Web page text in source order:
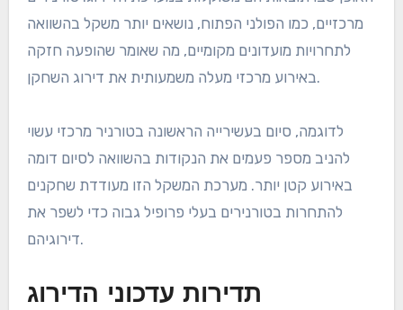
מרכזיים, כמו הפולני הפתוח, נושאים יותר משקל בהשוואה
לתחרויות מועדונים מקומיים, מה שאומר שהופעה חזקה
באירוע מרכזי מעלה משמעותית את דירוג השחקן.
לדוגמה, סיום בעשירייה הראשונה בטורניר מרכזי עשוי
להניב מספר פעמים את הנקודות בהשוואה לסיום דומה
באירוע קטן יותר. מערכת המשקל הזו מעודדת שחקנים
להתחרות בטורנירים בעלי פרופיל גבוה כדי לשפר את
דירוגיהם.
תדירות עדכוני הדירוג